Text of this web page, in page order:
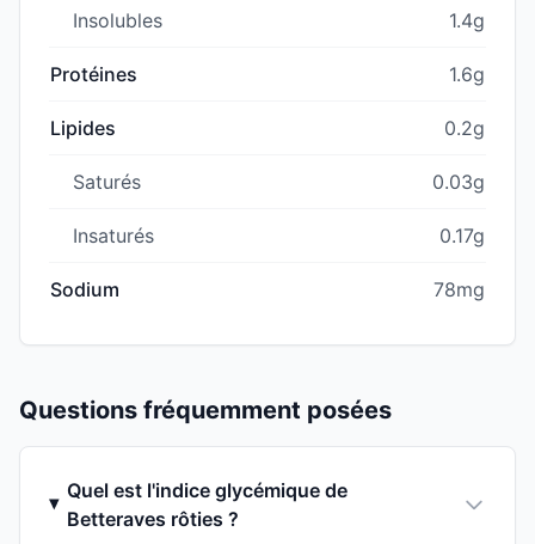
Insolubles 1.4g
Protéines 1.6g
Lipides 0.2g
Saturés 0.03g
Insaturés 0.17g
Sodium 78mg
Questions fréquemment posées
Quel est l'indice glycémique de
Betteraves rôties ?